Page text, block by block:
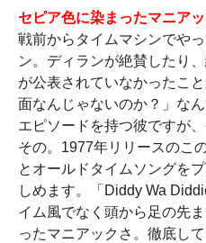
セピア色に染まったマニア
戦前からタイムマシンでや
ン。ディランが絶賛したり
が公表されていなかったこ
面なんじゃないのか？」な
エピソードを持つ彼ですが
その。1977年リリースのこ
とオールドタイムソングを
しめます。「Diddy Wa
イム風でなく頭から足の先
ったマニアックさ。徹底し